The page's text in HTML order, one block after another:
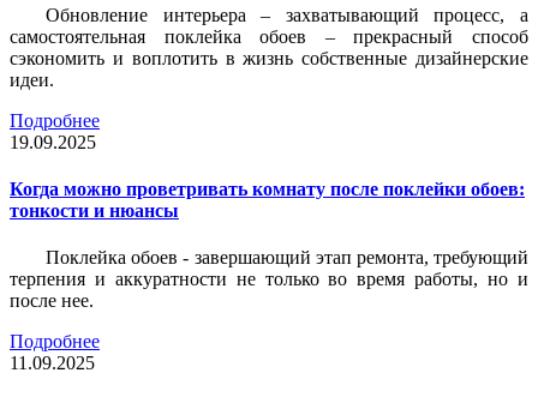
Обновление интерьера – захватывающий процесс, а
самостоятельная поклейка обоев – прекрасный способ
сэкономить и воплотить в жизнь собственные дизайнерские
идеи.
Подробнее
19.09.2025
Когда можно проветривать комнату после поклейки обоев:
тонкости и нюансы
Поклейка обоев - завершающий этап ремонта, требующий
терпения и аккуратности не только во время работы, но и
после нее.
Подробнее
11.09.2025